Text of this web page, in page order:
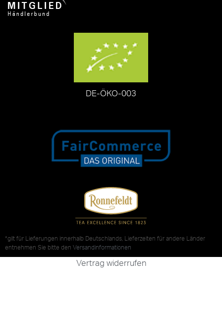
DE-ÖKO-003
*gilt für Lieferungen innerhalb Deutschlands, Lieferzeiten für andere Länder
entnehmen Sie bitte den Versandinformationen
Vertrag widerrufen